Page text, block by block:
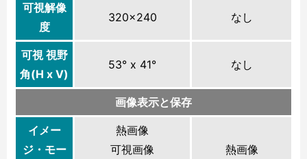
可視解像
度
320×240 なし
可視 視野
角(H x V)
53° x 41° なし
画像表示と保存
イメー
ジ・モー
熱画像
可視画像
熱画像